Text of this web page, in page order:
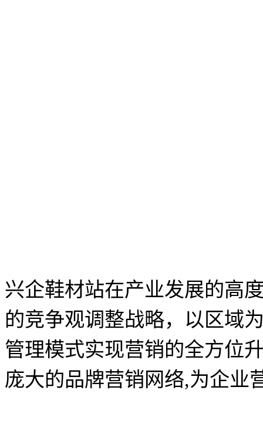
兴企鞋材站在产业发展的高
的竞争观调整战略，以区域
管理模式实现营销的全方位
庞大的品牌营销网络,为企业